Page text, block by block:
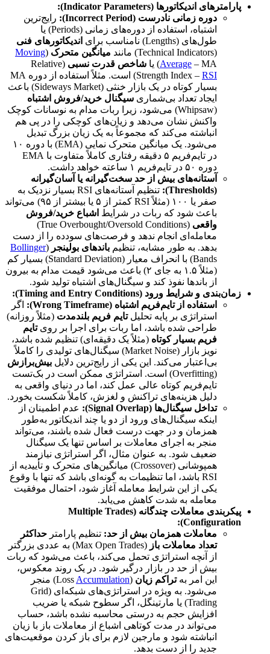
پارامترهای اندیکاتورها (Indicator Parameters):
دوره زمانی نادرست (Incorrect Period):
رایج‌ترین
اشتباه، استفاده از دوره‌های زمانی (Periods) یا
طول‌های (Lengths) نامناسب برای
اندیکاتورهای فنی
(Technical Indicators) مانند
میانگین متحرک (
Moving
Average – MA) یا شاخص قدرت نسبی (Relative
Strength Index – RSI
) است. مثلاً استفاده از دوره MA
بسیار کوتاه در یک بازار خنثی (Sideways Market) باعث
ایجاد تعداد بی‌شماری سیگنال خرید/فروش اشتباه
(Whipsaw) می‌شود، زیرا ربات مدام به نوسانات کوچک
واکنش نشان می‌دهد و زیان‌های کوچکی را در پی هم
انباشته می‌کند که مجموعاً به یک زیان بزرگ تبدیل
می‌شود. یک میانگین متحرک نمایی (EMA) با دوره ۱۰
در تایم‌فریم ۵ دقیقه رفتاری کاملاً متفاوت با EMA
دوره ۵۰ در تایم‌فریم ۱ ساعته خواهد داشت.
آستانه‌های بیش از حد سخت‌گیرانه یا آسان‌گیرانه
(Thresholds):
تنظیم آستانه‌های RSI بسیار نزدیک به
صفر یا ۱۰۰ (مثلاً RSI کمتر از ۵ یا بیشتر از ۹۵) می‌تواند
باعث شود که ربات در شرایط اشباع خرید/فروش
واقعی
(True Overbought/Oversold Conditions)
معامله‌ای انجام ندهد و فرصت‌های سودده را از دست
بدهد. به طور مشابه، تنظیم باندهای بولینجر (
Bollinger
Bands) با انحراف معیار (Standard Deviation) بسیار کم
(مثلاً ۱.۵ به جای ۲) باعث می‌شود قیمت مدام به بیرون
از باندها نفوذ کند و سیگنال‌های اشتباه تولید شود.
زمان‌بندی و شرایط ورود (Timing and Entry Conditions):
استفاده از تایم‌فریم اشتباه (Wrong Timeframe):
اگر
استراتژی بر پایه تحلیلتایم فریم بلندمدت (مثلاً روزانه)
طراحی شده باشد، اما ربات برای اجرا بر رویتایم
فریم بسیار کوتاه (مثلاً یک دقیقه‌ای) تنظیم شده باشد،
نویز بازار (Market Noise) سیگنال‌های تولیدی را کاملاً
بی‌اعتبار می‌کند. این یکی از رایج‌ترین دلایل بیش‌برازش
(Overfitting) است. استراتژی ممکن است در بک‌تست
تایم‌فریم کوتاه عالی عمل کند، اما در دنیای واقعی به
دلیل هزینه‌های تراکنش و لغزش، کاملاً شکست بخورد.
تداخل سیگنال‌ها (Signal Overlap):
عدم اطمینان از
اینکه سیگنال‌های ورود از دو یا چند اندیکاتور به‌طور
همزمان و در جهت درست فعال شده باشند، می‌تواند
منجر به اجرای معاملات بر اساس تنها یک سیگنال
ضعیف شود. به عنوان مثال، اگر استراتژی نیازمند
همپوشانی (Crossover) میانگین‌های متحرک و تأییدیه از
RSI باشد، اما تنظیمات به گونه‌ای باشد که تنها با وقوع
یکی از این شرایط معامله آغاز شود، احتمال موفقیت
معامله به شدت کاهش می‌یابد.
پیکربندی معاملات چندگانه (Multiple Trades
Configuration):
معاملات همزمان بیش از حد: تنظیم پارامتر حداکثر
تعداد معاملات باز
(Max Open Trades) به عددی بزرگتر
از آنچه استراتژی تحمل می‌کند، باعث می‌شود که ربات
بیش از حد در بازار درگیر شود. در یک روند معکوس،
این امر بهتراکم زیان (Loss
Accumulation
) منجر
می‌شود. به ویژه در استراتژی‌های شبکه‌ای (Grid
Trading) یا مارتینگل، اگر سطوح شبکه یا ضریب
افزایش حجم به درستی محاسبه نشده باشد، حساب
می‌تواند در مدت کوتاهی اشباع از معاملات باز با زیان
انباشته شود و مارجین لازم برای باز کردن موقعیت‌های
جدید را از دست بدهد.